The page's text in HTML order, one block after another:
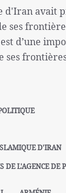
d'Iran avait
ses
d’une
ses
D'IRAN
DE L'AGENCE DE